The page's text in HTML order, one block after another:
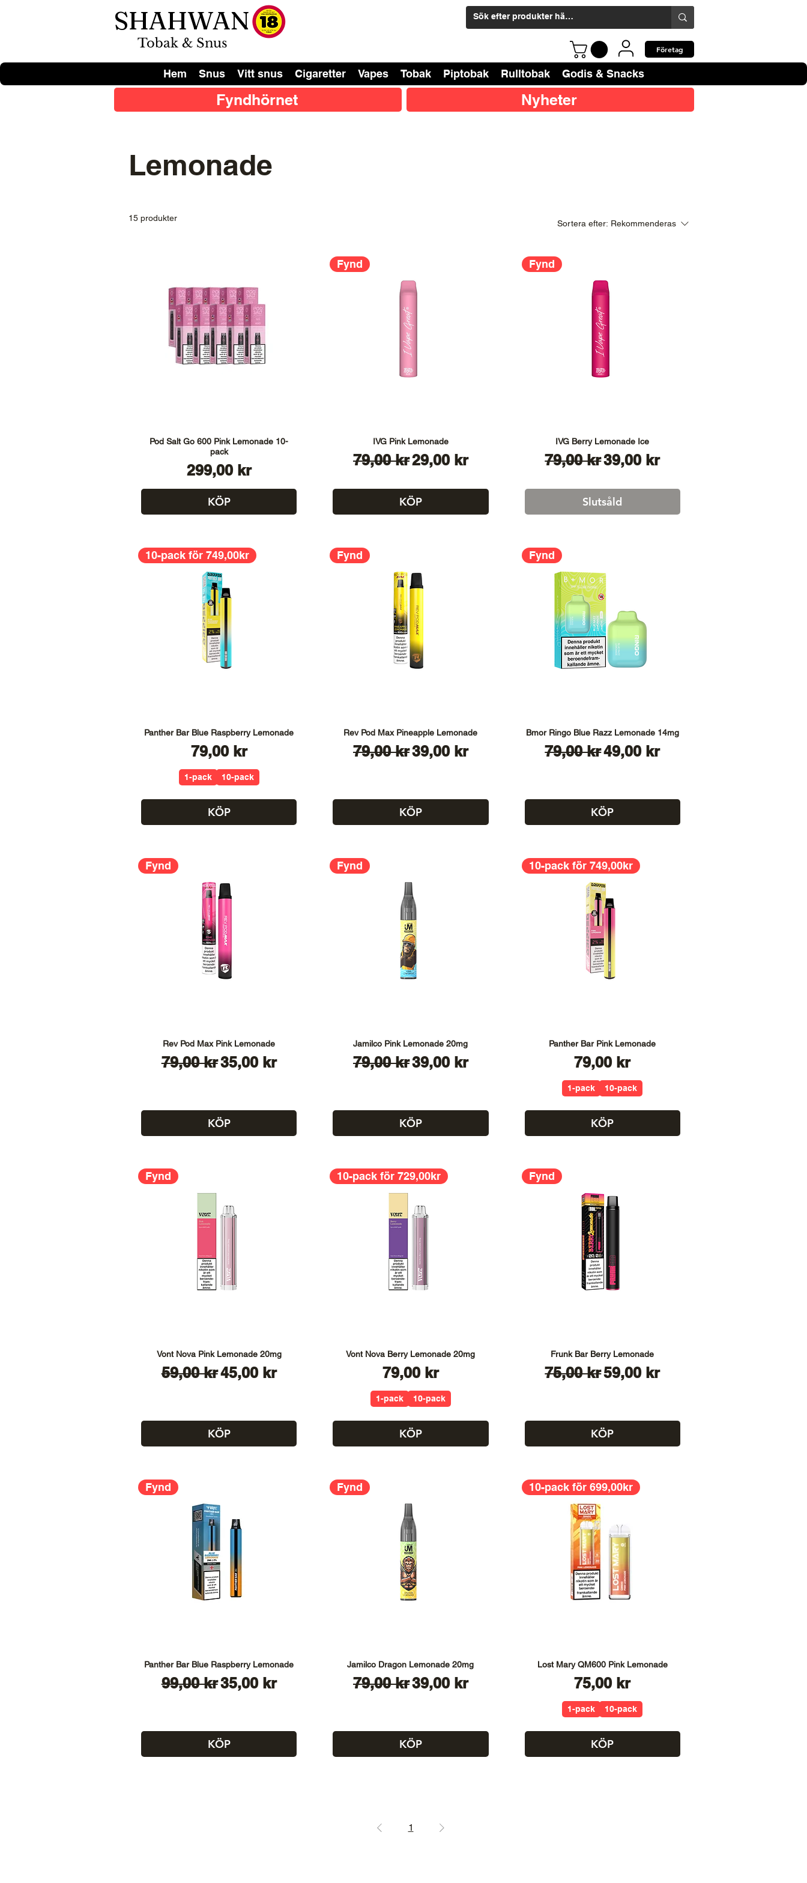
SHAHWAN
Tobak & Snus Företag
Hem Snus Vitt snus Cigaretter Vapes Tobak Piptobak Rulltobak Godis & Snacks
Fyndhörnet Nyheter
Lemonade
15 produkter
Sortera efter: Rekommenderas
Pod Salt Go 600 Pink Lemonade 10-
pack
Pris
299,00 kr
KÖP
Fynd
IVG Pink Lemonade
Ordinarie pris
79,00 krReapris
29,00 kr
KÖP
Fynd
IVG Berry Lemonade Ice
Ordinarie pris
79,00 krReapris
39,00 kr
Slutsåld
10-pack för 749,00kr
Panther Bar Blue Raspberry Lemonade
Pris
79,00 kr
1-pack 10-pack
KÖP
Fynd
Rev Pod Max Pineapple Lemonade
Ordinarie pris
79,00 krReapris
39,00 kr
KÖP
Fynd
Bmor Ringo Blue Razz Lemonade 14mg
Ordinarie pris
79,00 krReapris
49,00 kr
KÖP
Fynd
Rev Pod Max Pink Lemonade
Ordinarie pris
79,00 krReapris
35,00 kr
KÖP
Fynd
Jamilco Pink Lemonade 20mg
Ordinarie pris
79,00 krReapris
39,00 kr
KÖP
10-pack för 749,00kr
Panther Bar Pink Lemonade
Pris
79,00 kr
1-pack 10-pack
KÖP
Fynd
Vont Nova Pink Lemonade 20mg
Ordinarie pris
59,00 krReapris
45,00 kr
KÖP
10-pack för 729,00kr
Vont Nova Berry Lemonade 20mg
Pris
79,00 kr
1-pack 10-pack
KÖP
Fynd
Frunk Bar Berry Lemonade
Ordinarie pris
75,00 krReapris
59,00 kr
KÖP
Fynd
Panther Bar Blue Raspberry Lemonade
Ordinarie pris
99,00 krReapris
35,00 kr
KÖP
Fynd
Jamilco Dragon Lemonade 20mg
Ordinarie pris
79,00 krReapris
39,00 kr
KÖP
10-pack för 699,00kr
Lost Mary QM600 Pink Lemonade
Pris
75,00 kr
1-pack 10-pack
KÖP
1